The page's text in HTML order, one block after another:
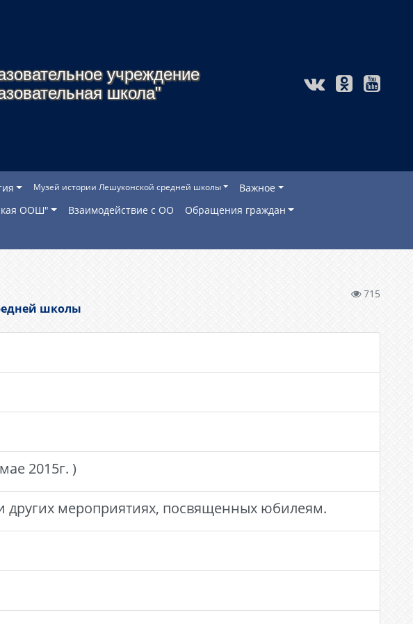
учреждение
школа"
Музей истории Лешуконской средней школы
Важное
ООШ" Взаимодействие с ОО
Обращения граждан
715
школы
2015г. )
других мероприятиях, посвященных юбилеям.